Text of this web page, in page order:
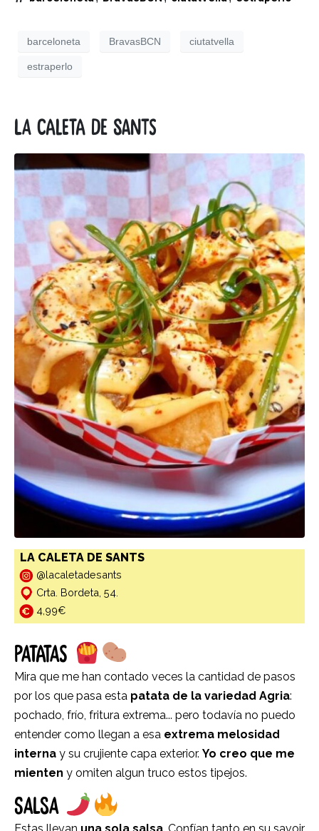
barceloneta BravasBCN ciutatvella
estraperlo
La Caleta de Sants
LA CALETA DE SANTS
@lacaletadesants
Crta. Bordeta, 54.
4,99€
PATATAS
Mira que me han contado veces la cantidad de pasos
por los que pasa esta patata de la variedad Agria:
pochado, frío, fritura extrema... pero todavía no puedo
entender como llegan a esa extrema melosidad
interna y su crujiente capa exterior. Yo creo que me
mienten y omiten algun truco estos tipejos.
SALSA